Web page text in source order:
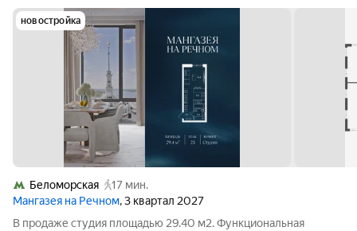
новостройка
Беломорская
17 мин.
Мангазея на Речном, 3 квартал 2027
В продаже студия площадью 29.40 м2. Функциональная